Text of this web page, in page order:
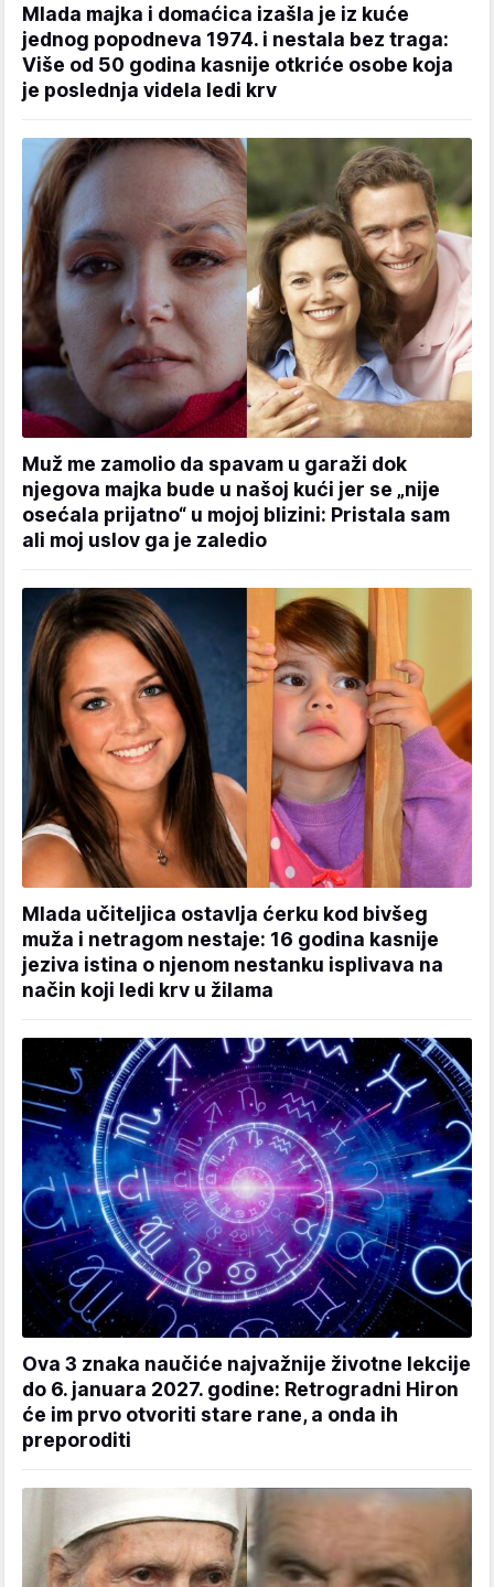
Mlada majka i domaćica izašla je iz kuće
jednog popodneva 1974. i nestala bez traga:
Više od 50 godina kasnije otkriće osobe koja
je poslednja videla ledi krv
Muž me zamolio da spavam u garaži dok
njegova majka bude u našoj kući jer se „nije
osećala prijatno“ u mojoj blizini: Pristala sam
ali moj uslov ga je zaledio
Mlada učiteljica ostavlja ćerku kod bivšeg
muža i netragom nestaje: 16 godina kasnije
jeziva istina o njenom nestanku isplivava na
način koji ledi krv u žilama
Ova 3 znaka naučiće najvažnije životne lekcije
do 6. januara 2027. godine: Retrogradni Hiron
će im prvo otvoriti stare rane, a onda ih
preporoditi